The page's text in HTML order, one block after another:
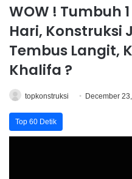
WOW ! Tumbuh
Hari, Konstruksi
Tembus Langit,
Khalifa ?
topkonstruksi December
Top 60 Detik